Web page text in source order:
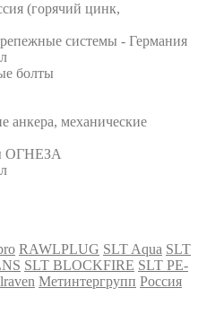
(горячий цинк,
системы - Германия
болты
механические
ОГНЕЗА
RAWLPLUG SLT Aqua SLT
SLT BLOCKFIRE SLT PE-
Метинтергрупп Россия